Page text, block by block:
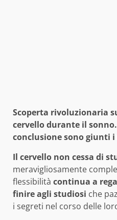
Scoperta rivoluzionaria
cervello durante il
conclusione sono giunti
Il cervello non cessa di
meravigliosamente
flessibilità continua a
finire agli studiosi che
i segreti nel corso delle